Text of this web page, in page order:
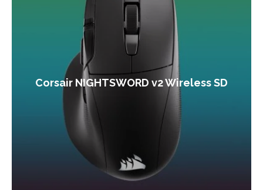
Corsair NIGHTSWORD v2 Wireless SD